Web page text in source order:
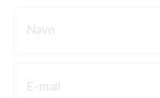
Navn
E-mail